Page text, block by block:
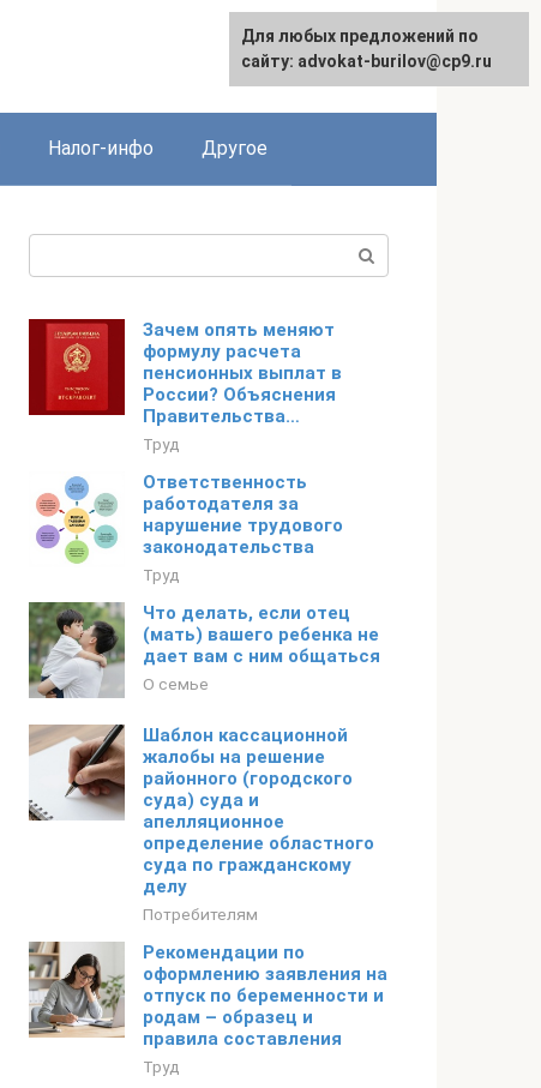
English
Налог-инфо Другое
Зачем опять меняют
формулу расчета
пенсионных выплат в
России? Объяснения
Правительства…
Труд
Ответственность
работодателя за
нарушение трудового
законодательства
Труд
Что делать, если отец
(мать) вашего ребенка не
дает вам с ним общаться
О семье
Шаблон кассационной
жалобы на решение
районного (городского
суда) суда и
апелляционное
определение областного
суда по гражданскому
делу
Потребителям
Рекомендации по
оформлению заявления на
отпуск по беременности и
родам – образец и
правила составления
Труд
Для любых предложений по
сайту: advokat-burilov@cp9.ru